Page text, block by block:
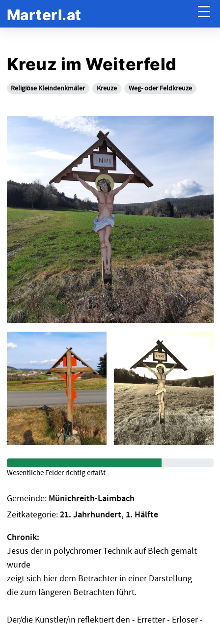
Marterl.at
Kreuz im Weiterfeld
Religiöse Kleindenkmäler Kreuze Weg- oder Feldkreuze
Gemeinde: Münichreith-Laimbach
Zeitkategorie:21. Jahrhundert, 1. Hälfte
Chronik:
Jesus der in polychromer Technik auf Blech gemalt
wurde
zeigt sich hier dem Betrachter in einer Darstellung
die zum längeren Betrachten führt.
Der/die Künstler/in reflektiert den - Erretter - Erlöser -
Wesentliche Felder richtig erfaßt